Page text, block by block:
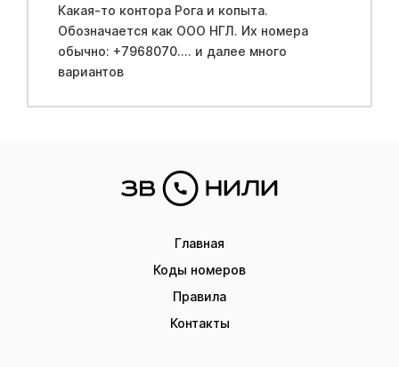
Какая-то контора Рога и копыта.
Обозначается как ООО НГЛ. Их номера
обычно: +7968070.... и далее много
вариантов
Главная
Коды номеров
Правила
Контакты